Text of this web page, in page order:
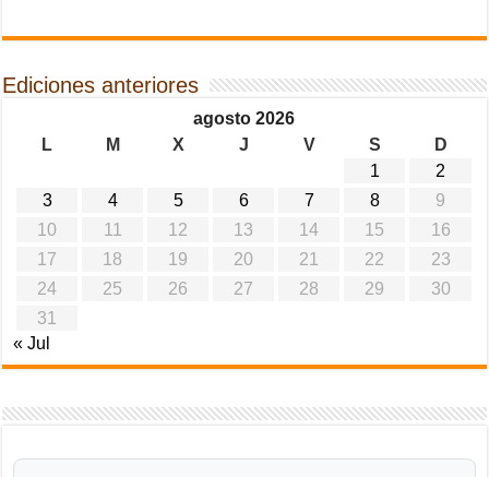
Ediciones anteriores
agosto 2026
L
M X J V S
D
1
2
3
4 5 6 7 8
9
10
11 12 13 14 15
16
17
18 19 20 21 22
23
24
25 26 27 28 29
30
31
« Jul